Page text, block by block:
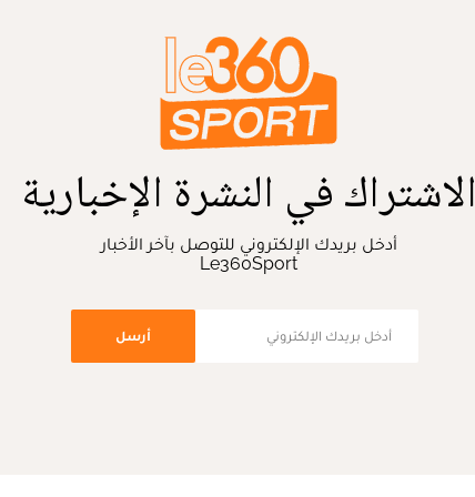
الاشتراك في النشرة الإخبارية
أدخل بريدك الإلكتروني للتوصل بآخر الأخبار
Le360Sport
أرسل